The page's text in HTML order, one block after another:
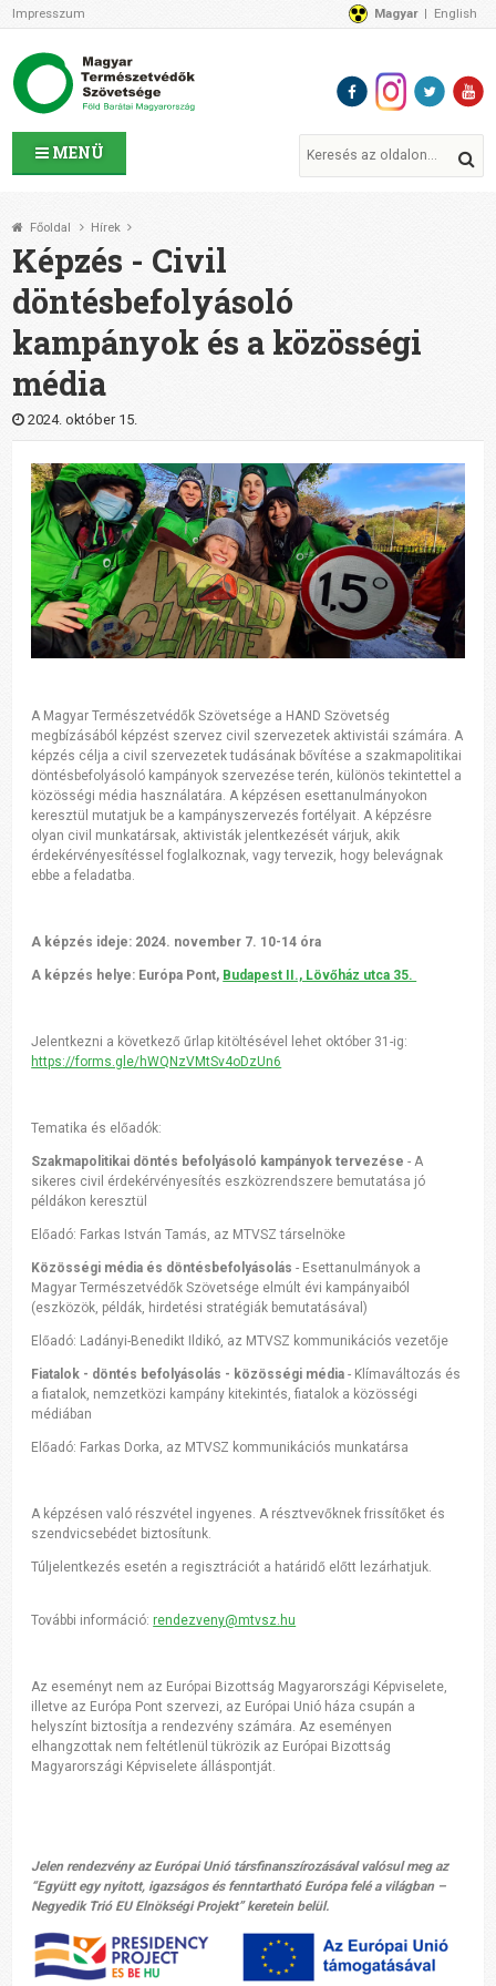
MENÜ
Impresszum Magyar English
Az MTVSZ-ről
Programok
MTVSZ ügyek és események
Tagszervezetek
Támogatóink
CSATLAKOZZ hozzánk!
Elérhetőségeink
1%
Segítsd a munkánkat!
Adományozz!
Támogatás
Főoldal Hírek
Képzés - Civil
döntésbefolyásoló
kampányok és a közösségi
média
2024. október 15.
A Magyar Természetvédők Szövetsége a HAND Szövetség
megbízásából képzést szervez civil szervezetek aktivistái számára. A
képzés célja a civil szervezetek tudásának bővítése a szakmapolitikai
döntésbefolyásoló kampányok szervezése terén, különös tekintettel a
közösségi média használatára. A képzésen esettanulmányokon
keresztül mutatjuk be a kampányszervezés fortélyait. A képzésre
olyan civil munkatársak, aktivisták jelentkezését várjuk, akik
érdekérvényesítéssel foglalkoznak, vagy tervezik, hogy belevágnak
ebbe a feladatba.
A képzés ideje: 2024. november 7. 10-14 óra
A képzés helye: Európa Pont, Budapest II., Lövőház utca 35.
Jelentkezni a következő űrlap kitöltésével lehet október 31-ig:
https://forms.gle/hWQNzVMtSv4oDzUn6
Tematika és előadók:
Szakmapolitikai döntés befolyásoló kampányok tervezése - A
sikeres civil érdekérvényesítés eszközrendszere bemutatása jó
példákon keresztül
Előadó: Farkas István Tamás, az MTVSZ társelnöke
Közösségi média és döntésbefolyásolás - Esettanulmányok a
Magyar Természetvédők Szövetsége elmúlt évi kampányaiból
(eszközök, példák, hirdetési stratégiák bemutatásával)
Előadó: Ladányi-Benedikt Ildikó, az MTVSZ kommunikációs vezetője
Fiatalok - döntés befolyásolás - közösségi média - Klímaváltozás és
a fiatalok, nemzetközi kampány kitekintés, fiatalok a közösségi
médiában
Előadó: Farkas Dorka, az MTVSZ kommunikációs munkatársa
A képzésen való részvétel ingyenes. A résztvevőknek frissítőket és
szendvicsebédet biztosítunk.
Túljelentkezés esetén a regisztrációt a határidő előtt lezárhatjuk.
További információ:rendezveny@mtvsz.hu
Az eseményt nem az Európai Bizottság Magyarországi Képviselete,
illetve az Európa Pont szervezi, az Európai Unió háza csupán a
helyszínt biztosítja a rendezvény számára. Az eseményen
elhangzottak nem feltétlenül tükrözik az Európai Bizottság
Magyarországi Képviselete álláspontját.
Jelen rendezvény az Európai Unió társfinanszírozásával valósul meg az
“Együtt egy nyitott, igazságos és fenntartható Európa felé a világban –
Negyedik Trió EU Elnökségi Projekt” keretein belül.